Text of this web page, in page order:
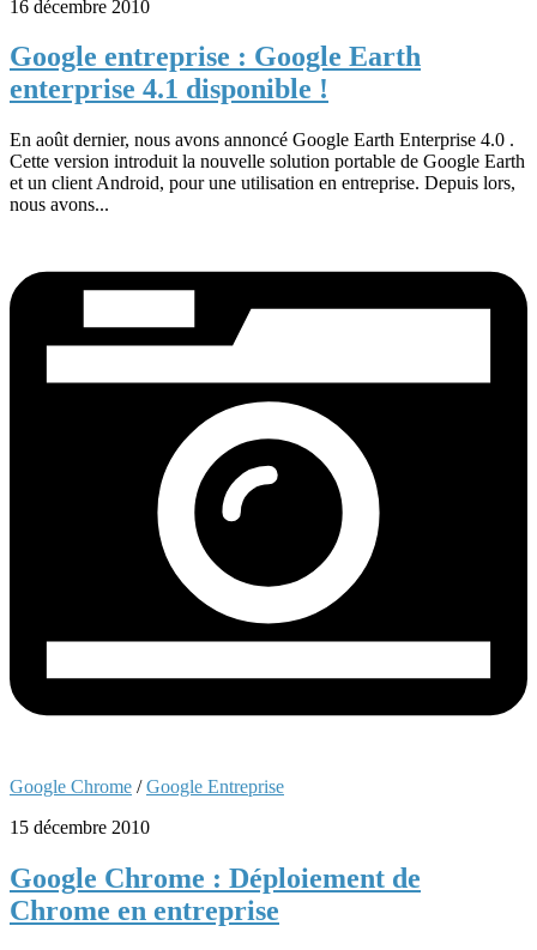
16 décembre 2010
Google entreprise : Google Earth
enterprise 4.1 disponible !
En août dernier, nous avons annoncé Google Earth Enterprise 4.0 .
Cette version introduit la nouvelle solution portable de Google Earth
et un client Android, pour une utilisation en entreprise. Depuis lors,
nous avons...
Google Chrome /Google Entreprise
15 décembre 2010
Google Chrome : Déploiement de
Chrome en entreprise